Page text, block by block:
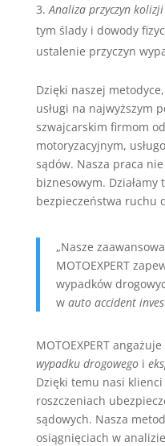
Analiza przyczyn kolizji
tym ślady i dowody
ustalenie przyczyn
Dzięki naszej metodyce,
usługi na najwyższym
szwajcarskim firmom
motoryzacyjnym,
sądów. Nasza praca
biznesowym.
bezpieczeństwa ruchu
„Nasze
MOTOEXPERT
wypadków
w auto accident
MOTOEXPERT
wypadku drogowegoi
Dzięki temu nasi
roszczeniach
sądowych. Nasza
osiągnięciach w